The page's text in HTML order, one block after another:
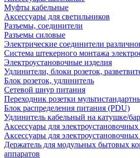
Муфты кабельные
Аксессуары для светильников
Разъемы, соединители
Разъемы силовые
Электрические соединители
Система штекерного монтажа
Электроустановочные изделия
Удлинители, блоки розеток,
Блок розеток, удлинитель
Сетевой шнур питания
Переходник розетки
Блок распределения питания (PDU)
Удлинитель кабельный на катушке/
Аксессуары для
Аксессуары для электроустановочных
Держатель для модульных бытовых
аппаратов